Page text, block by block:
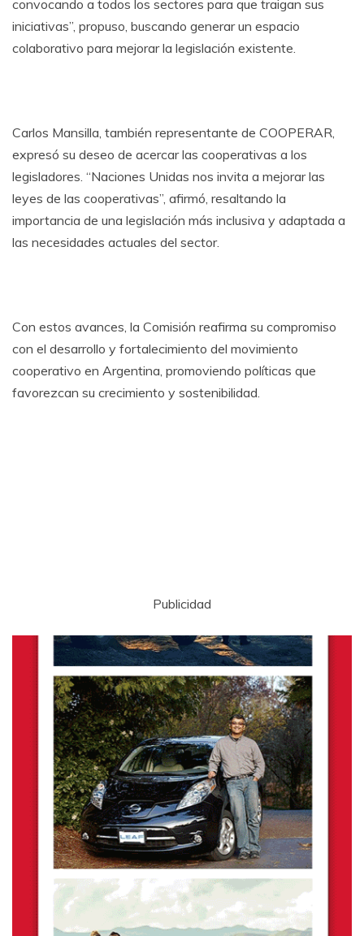
convocando a todos los sectores para que traigan sus
iniciativas”, propuso, buscando generar un espacio
colaborativo para mejorar la legislación existente.
Carlos Mansilla, también representante de COOPERAR,
expresó su deseo de acercar las cooperativas a los
legisladores. “Naciones Unidas nos invita a mejorar las
leyes de las cooperativas”, afirmó, resaltando la
importancia de una legislación más inclusiva y adaptada a
las necesidades actuales del sector.
Con estos avances, la Comisión reafirma su compromiso
con el desarrollo y fortalecimiento del movimiento
cooperativo en Argentina, promoviendo políticas que
favorezcan su crecimiento y sostenibilidad.
Publicidad